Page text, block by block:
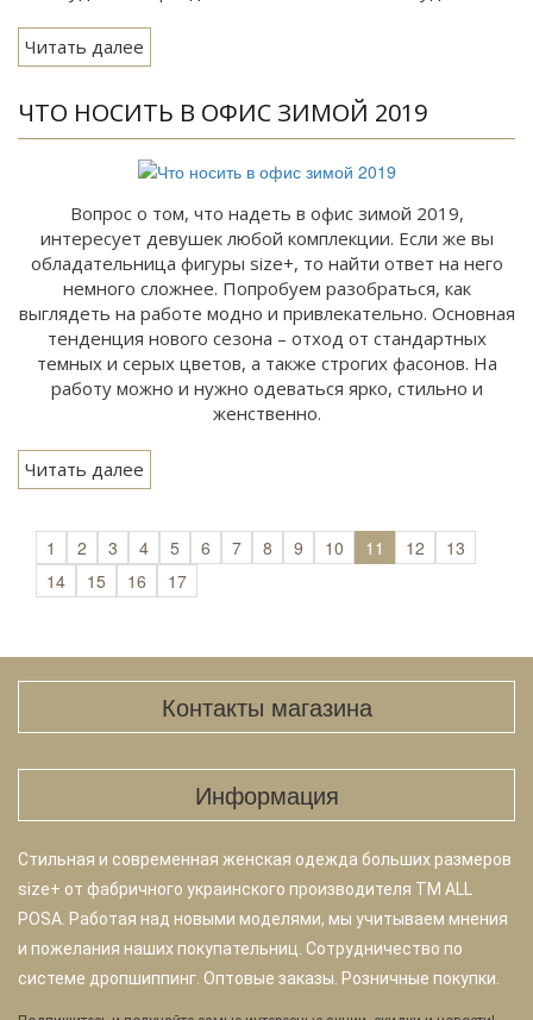
Читать далее
ЧТО НОСИТЬ В ОФИС ЗИМОЙ 2019
Вопрос о том, что надеть в офис зимой 2019,
интересует девушек любой комплекции. Если же вы
обладательница фигуры size+, то найти ответ на него
немного сложнее. Попробуем разобраться, как
выглядеть на работе модно и привлекательно. Основная
тенденция нового сезона – отход от стандартных
темных и серых цветов, а также строгих фасонов. На
работу можно и нужно одеваться ярко, стильно и
женственно.
Читать далее
1 2 3 4 5 6 7 8 9 10 11 12
13
14
15 16 17
Контакты магазина
Информация
Стильная и современная женская одежда больших размеров
size+ от фабричного украинского производителя TM ALL
POSA. Работая над новыми моделями, мы учитываем мнения
и пожелания наших покупательниц. Сотрудничество по
системе дропшиппинг. Оптовые заказы. Розничные покупки.